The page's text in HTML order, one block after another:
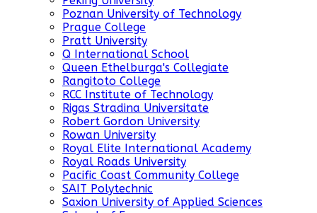
Poznan University of Technology
Prague College
Pratt University
Q International School
Queen Ethelburga's Collegiate
Rangitoto College
RCC Institute of Technology
Rigas Stradina Universitate
Robert Gordon University
Rowan University
Royal Elite International Academy
Royal Roads University
Pacific Coast Community College
SAIT Polytechnic
Saxion University of Applied Sciences